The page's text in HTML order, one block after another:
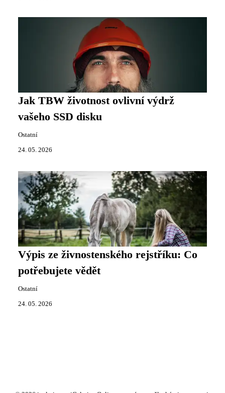
Jak TBW životnost ovlivní výdrž
vašeho SSD disku
Ostatní
24. 05. 2026
Výpis ze živnostenského rejstříku: Co
potřebujete vědět
Ostatní
24. 05. 2026